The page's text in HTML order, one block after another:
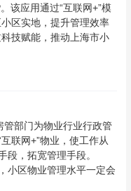
该应用通过“互联网+”模
区实地，提升管理效率
技赋能，推动上海市小
部门为物业行业行政管
联网+”物业，使工作从
段，拓宽管理手段。
区物业管理水平一定会